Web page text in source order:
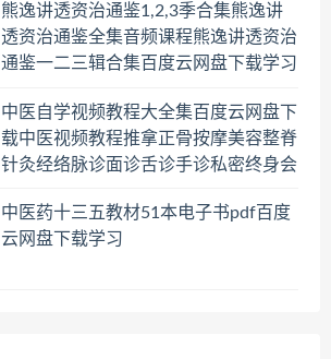
熊逸讲透资治通鉴1,2,3季合集熊逸讲
透资治通鉴全集音频课程熊逸讲透资治
通鉴一二三辑合集百度云网盘下载学习
中医自学视频教程大全集百度云网盘下
载中医视频教程推拿正骨按摩美容整脊
针灸经络脉诊面诊舌诊手诊私密终身会
中医药十三五教材51本电子书pdf百度
云网盘下载学习